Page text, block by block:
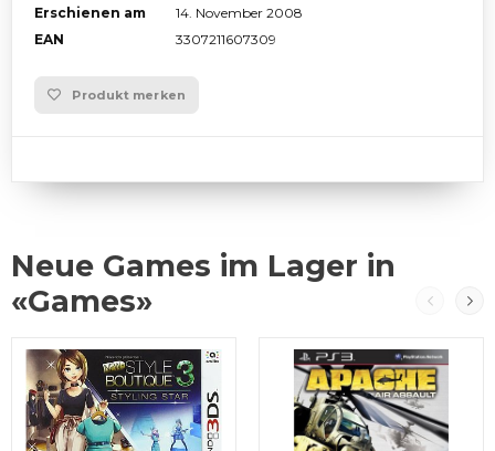
Erschienen am
14. November 2008
EAN
3307211607309
Produkt merken
Neue Games im Lager in
«Games»